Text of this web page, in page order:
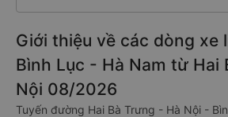
Giới thiệu về các dòng xe
Bình Lục - Hà Nam từ Hai
Nội 08/2026
Tuyến đường Hai Bà Trưng - Hà Nội -